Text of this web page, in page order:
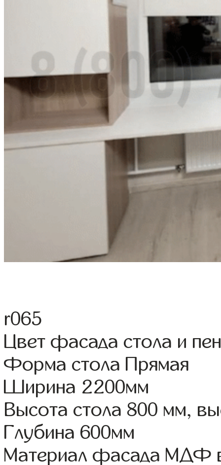
r065
Цвет фасада стола и
Форма стола Прямая
Ширина 2200мм
Высота стола 800 мм,
Глубина 600мм
Материал фасада МДФ